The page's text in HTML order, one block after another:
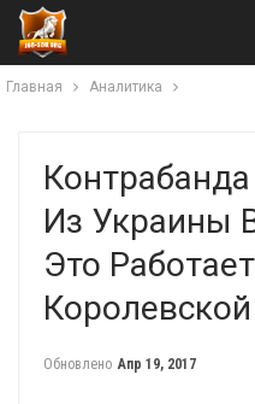
Главная Аналитика
Из Украины
Это
Королевской
Обновлено Апр 19, 2017